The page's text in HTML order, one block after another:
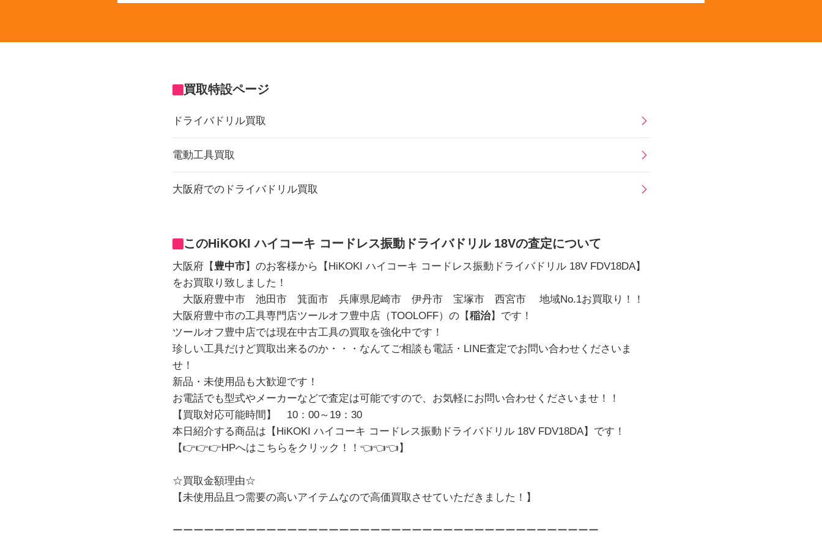
買取特設ページ
ドライバドリル買取
電動工具買取
大阪府でのドライバドリル買取
このHiKOKI ハイコーキ コードレス振動ドライバドリル 18Vの査定について
大阪府【豊中市】のお客様から【HiKOKI ハイコーキ コードレス振動ドライバドリル 18V FDV18DA】
をお買取り致しました！
大阪府豊中市 池田市 箕面市 兵庫県尼崎市 伊丹市 宝塚市 西宮市 地域No.1お買取り！！
大阪府豊中市の工具専門店ツールオフ豊中店（TOOLOFF）の【稲治】です！
ツールオフ豊中店では現在中古工具の買取を強化中です！
珍しい工具だけど買取出来るのか・・・なんてご相談も電話・LINE査定でお問い合わせくださいま
せ！
新品・未使用品も大歓迎です！
お電話でも型式やメーカーなどで査定は可能ですので、お気軽にお問い合わせくださいませ！！
【買取対応可能時間】 10：00～19：30
本日紹介する商品は【HiKOKI ハイコーキ コードレス振動ドライバドリル 18V FDV18DA】です！
【👉👉👉 HPへはこちらをクリック！！ 👈👈👈】
☆買取金額理由☆
【未使用品且つ需要の高いアイテムなので高価買取させていただきました！ 】
ーーーーーーーーーーーーーーーーーーーーーーーーーーーーーーーーーーーーーーーーー